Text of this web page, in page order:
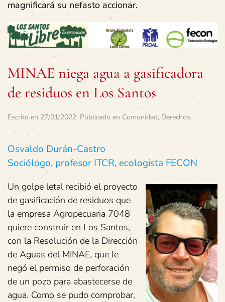
magnificará su nefasto accionar.
MINAE niega agua a gasificadora
de residuos en Los Santos
Escrito en 27/01/2022. Publicado en Comunidad, Derechos.
Osvaldo Durán-Castro
Sociólogo, profesor ITCR, ecologista FECON
Un golpe letal recibió el proyecto
de gasificación de residuos que
la empresa Agropecuaria 7048
quiere construir en Los Santos,
con la Resolución de la Dirección
de Aguas del MINAE, que le
negó el permiso de perforación
de un pozo para abastecerse de
agua. Como se pudo comprobar,